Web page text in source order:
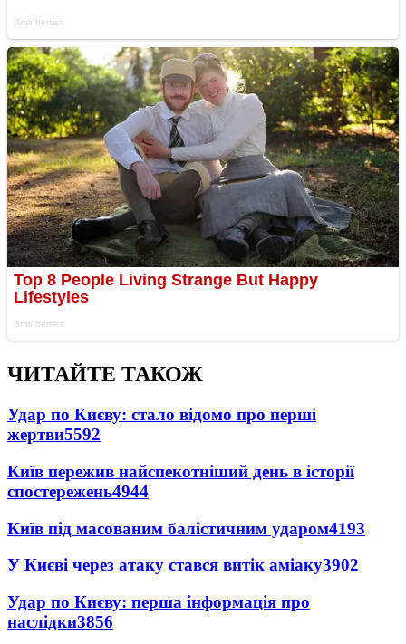
ЧИТАЙТЕ ТАКОЖ
Удар по Києву: стало відомо про перші
жертви5592
Київ пережив найспекотніший день в історії
спостережень4944
Київ під масованим балістичним ударом4193
У Києві через атаку стався витік аміаку3902
Удар по Києву: перша інформація про
наслідки3856